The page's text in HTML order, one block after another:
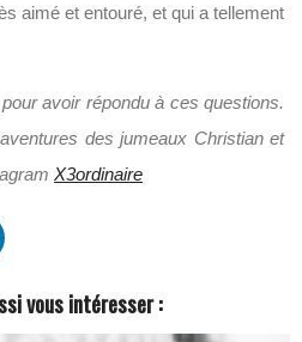
aimé et entouré, et qui a tellement
avoir répondu à ces questions.
des jumeaux Christian et
X3ordinaire
vous intéresser :